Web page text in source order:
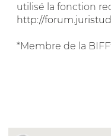
utilisé la fonction
http://
*Membre de la